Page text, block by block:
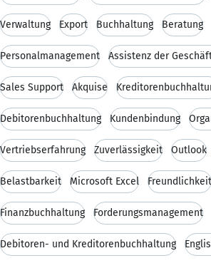
Verwaltung Export Buchhaltung Beratung
Personalmanagement Assistenz der
Sales Support Akquise
Debitorenbuchhaltung Kundenbindung
Vertriebserfahrung Zuverlässigkeit Outlook
Belastbarkeit Microsoft Excel Freundlichkeit
Finanzbuchhaltung Forderungsmanagement
Debitoren- und Kreditorenbuchhaltung